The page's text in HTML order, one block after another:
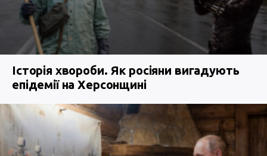
Історія хвороби. Як росіяни вигадують
епідемії на Херсонщині